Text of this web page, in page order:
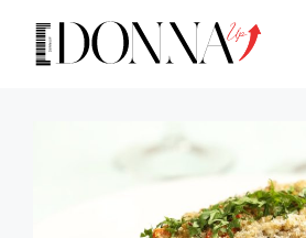
contenuto